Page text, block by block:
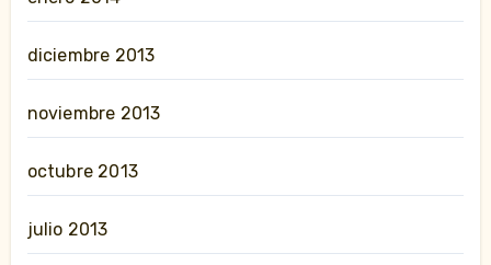
diciembre 2013
noviembre 2013
octubre 2013
julio 2013